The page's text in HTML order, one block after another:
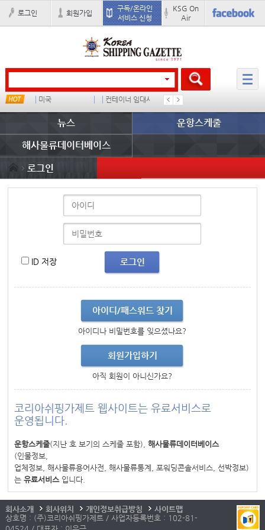
로그인 회원가입
구독/온라인
서비스 신청
KSG On
Air
미국 컨테이너 임대사 배
뉴스 운항스케줄
해사물류데이터베이스
로그인
로그인
ID 저장
아이디/패스워드 찾기
아이디나 비밀번호를 잊으셨나요?
회원가입하기
아직 회원이 아니신가요?
코리아쉬핑가제트 웹사이트는 유료서비스로
운영됩니다.
운항스케줄(지난 호 보기의 스케줄 포함),해사물류데이터베이스
(인물정보,
업체정보, 해사물류용어사전, 해사물류통계, 포워딩콘솔서비스, 선박정보)
는유료서비스입니다.
회사소개 회사위치 개인정보취급방침
사이트맵
상호명 : (주)코리아쉬핑가제트 / 사업자등록번호 : 102-81-